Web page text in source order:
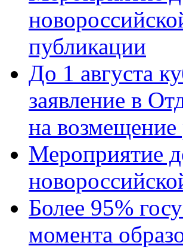
публикации
До 1 августа
заявление в
на возмещение
Мероприятие
Более 95%
момента